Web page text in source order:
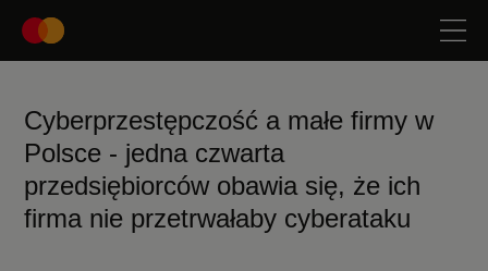
Cyberprzestępczość a małe firmy w
Polsce - jedna czwarta
przedsiębiorców obawia się, że ich
firma nie przetrwałaby cyberataku